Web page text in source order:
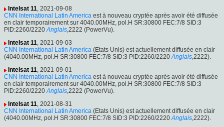
Intelsat 11, 2021-09-08
CNN International Latin America est à nouveau cryptée après avoir été diffusée
en clair temporairement sur 4040.00MHz, pol.H SR:30800 FEC:7/8 SID:3
PID:2260/2220 Anglais,2222 (PowerVu).
Intelsat 11, 2021-09-03
CNN International Latin America (Etats Unis) est actuellement diffusée en clair
(4040.00MHz, pol.H SR:30800 FEC:7/8 SID:3 PID:2260/2220 Anglais,2222).
Intelsat 11, 2021-09-01
CNN International Latin America est à nouveau cryptée après avoir été diffusée
en clair temporairement sur 4040.00MHz, pol.H SR:30800 FEC:7/8 SID:3
PID:2260/2220 Anglais,2222 (PowerVu).
Intelsat 11, 2021-08-31
CNN International Latin America (Etats Unis) est actuellement diffusée en clair
(4040.00MHz, pol.H SR:30800 FEC:7/8 SID:3 PID:2260/2220 Anglais,2222).